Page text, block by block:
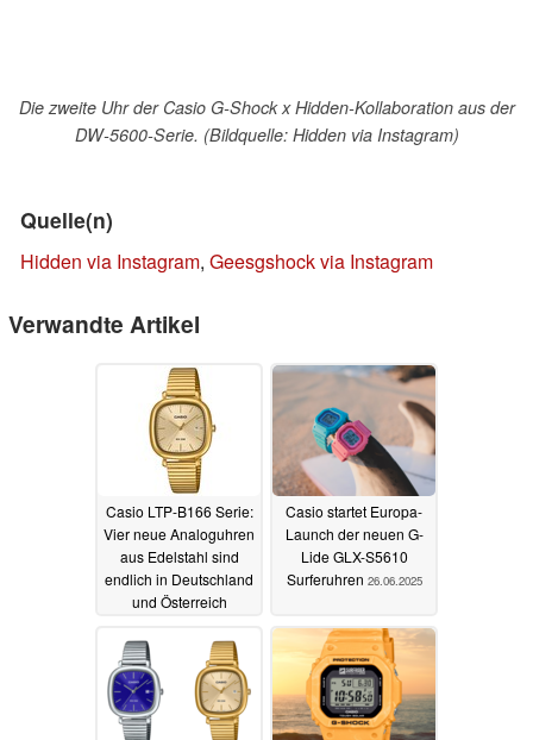
Die zweite Uhr der Casio G-Shock x Hidden-Kollaboration aus der
DW-5600-Serie. (Bildquelle: Hidden via Instagram)
Quelle(n)
Hidden via Instagram, Geesgshock via Instagram
Verwandte Artikel
Casio LTP-B166 Serie:
Vier neue Analoguhren
aus Edelstahl sind
endlich in Deutschland
und Österreich
Casio startet Europa-
Launch der neuen G-
Lide GLX-S5610
Surferuhren 26.06.2025